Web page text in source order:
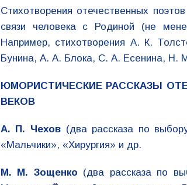
Стихотворения отечественных
связи человека с Родиной (не
Например, стихотворения А. К.
Бунина, А. А. Блока, С. А. Есенина, Н.
ЮМОРИСТИЧЕСКИЕ РАССКАЗЫ
ВЕКОВ
А. П. Чехов(два рассказа по
«Мальчики», «Хирургия» и др.
М. М. Зощенко (два рассказа по